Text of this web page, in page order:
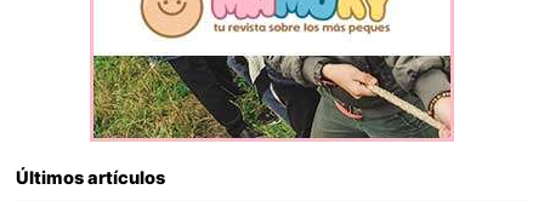
Últimos artículos